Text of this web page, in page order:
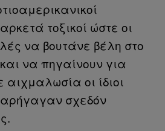
τοξικοί ώστε οι
να βουτάνε βέλη στο
να πηγαίνουν για
οι ίδιοι
σχεδόν